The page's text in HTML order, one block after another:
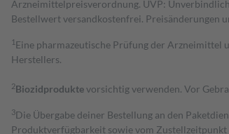
Arzneimittelpreisverordnung. UVP:
Bestell­wert versand­kosten­frei. Preisänderungen
1 Eine pharmazeutische Prüfung der Arzneimittel
Herstellers.
2Biozidproduktevorsichtig verwenden. Vor
3Die Übergabe deiner Bestellung an den
Produktverfügbarkeit sowie vom